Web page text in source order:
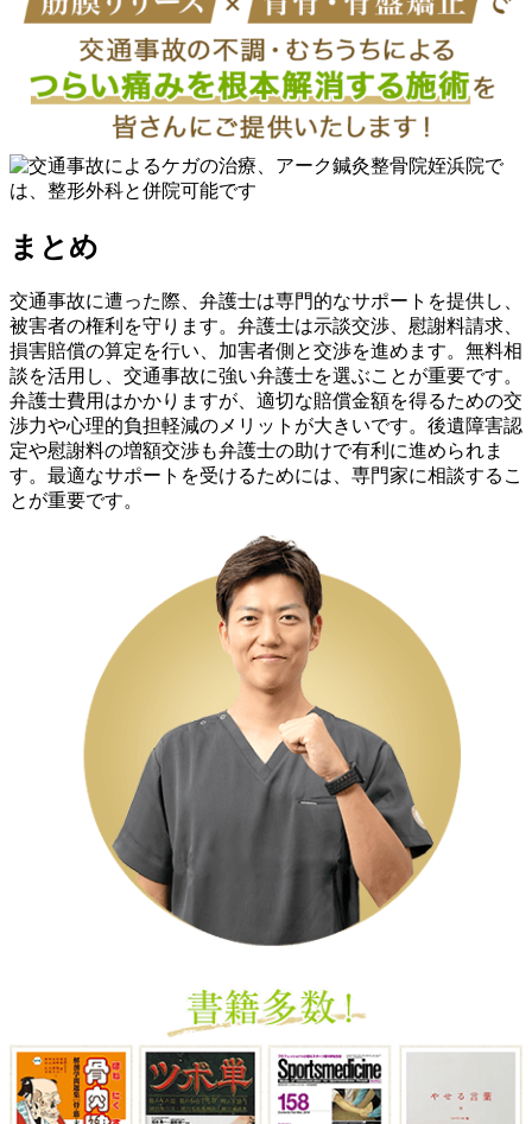
まとめ
交通事故に遭った際、弁護士は専門的なサポートを提供し、
被害者の権利を守ります。弁護士は示談交渉、慰謝料請求、
損害賠償の算定を行い、加害者側と交渉を進めます。無料相
談を活用し、交通事故に強い弁護士を選ぶことが重要です。
弁護士費用はかかりますが、適切な賠償金額を得るための交
渉力や心理的負担軽減のメリットが大きいです。後遺障害認
定や慰謝料の増額交渉も弁護士の助けで有利に進められま
す。最適なサポートを受けるためには、専門家に相談するこ
とが重要です。